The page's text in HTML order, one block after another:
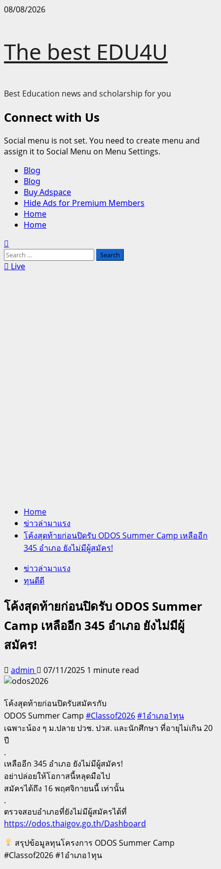
Skip
08/08/2026
The best EDU4U
Best Education news and scholarship for you
Connect with Us
Social menu is not set. You need to create menu and
assign it to Social Menu on Menu Settings.
Primary
Menu
Blog
Blog
Buy Adspace
Hide Ads for Premium Members
Home
Home
Search
for:Live
Home
ข่าวล่ามาแรง
โค้งสุดท้ายก่อนปิดรับ ODOS Summer Camp เหลืออีก
345 อำเภอ ยังไม่มีผู้สมัคร!
ข่าวล่ามาแรง
ทุนดีดี
โค้งสุดท้ายก่อนปิดรับ ODOS Summer
Camp เหลืออีก 345 อำเภอ ยังไม่มีผู้
สมัคร!
admin 07/11/2025 1 minute read
โค้งสุดท้ายก่อนปิดรับสมัครกับ
ODOS Summer Camp #Classof2026#1อำเภอ1ทุน
เฉพาะน้อง ๆ ม.ปลาย ปวช. ปวส. และนักศึกษา ที่อายุไม่เกิน 20
ปี
.
เหลืออีก 345 อำเภอ ยังไม่มีผู้สมัคร!
อย่าปล่อยให้โอกาสนี้หลุดมือไป
สมัครได้ถึง 16 พฤศจิกายนนี้ เท่านั้น
.
ตรวจสอบอำเภอที่ยังไม่มีผู้สมัครได้ที่
https://odos.thaigov.go.th/Dashboard
สรุปข้อมูลทุนโครงการ ODOS Summer Camp
#Classof2026 #1อำเภอ1ทุน